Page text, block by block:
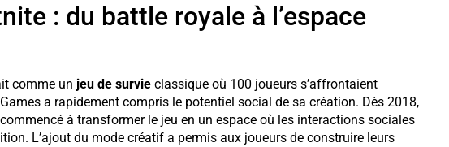
: du battle royale à l’espace
comme un jeu de survieclassique où 100 joueurs s’affrontaient
a rapidement compris le potentiel social de sa création. Dès 2018,
à transformer le jeu en un espace où les interactions sociales
L’ajout du mode créatif a permis aux joueurs de construire leurs